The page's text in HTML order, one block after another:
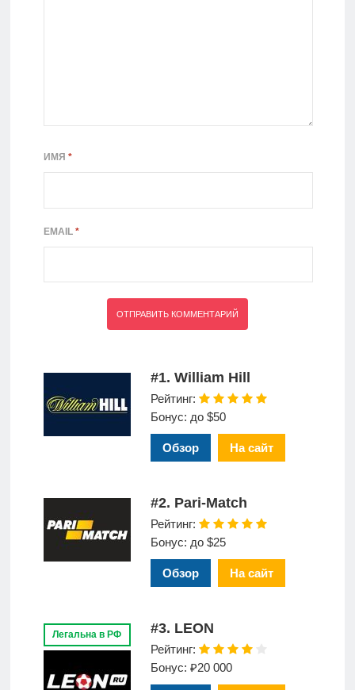
ИМЯ *
EMAIL *
#1. William Hill
Рейтинг:
Бонус: до $50
Обзор На сайт
#2. Pari-Match
Рейтинг:
Бонус: до $25
Обзор На сайт
Легальна в РФ #3. LEON
Рейтинг:
Бонус: ₽20 000